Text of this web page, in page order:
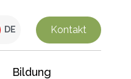
DE Kontakt
Bildung